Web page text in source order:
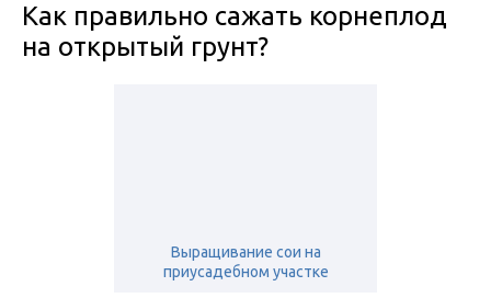
Как правильно сажать корнеплод
на открытый грунт?
Выращивание сои на
приусадебном участке